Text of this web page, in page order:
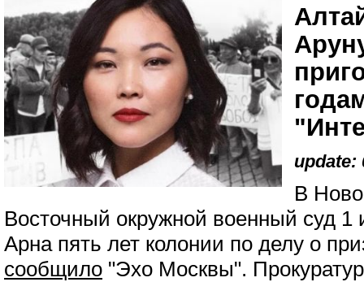
update:
В
Восточный окружной военный суд 1
Арна пять лет колонии по делу о
сообщило "Эхо Москвы".